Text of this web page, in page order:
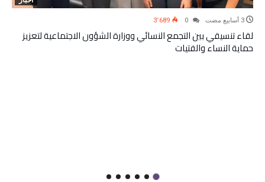
3٬689
لقاء تنسيقي بين التجمع النسائي ووزارة الشؤون الاجتماعية لتعزيز
حماية النساء والفتيات